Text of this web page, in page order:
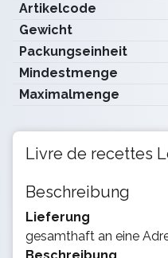
Artikelcode
Gewicht
Packungseinheit
Mindestmenge
Maximalmenge
Livre de recettes
Beschreibung
Lieferung
gesamthaft an eine